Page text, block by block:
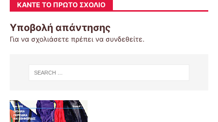
ΚΆΝΤΕ ΤΟ ΠΡΏΤΟ ΣΧΌΛΙΟ
Υποβολή απάντησης
Για να σχολιάσετε πρέπει να συνδεθείτε.